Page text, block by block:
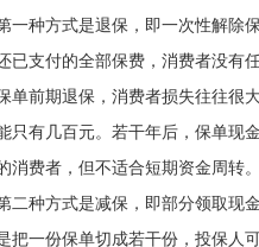
一种方式是退保，即一次性解除
已支付的全部保费，消费者没有
单前期退保，消费者损失往往很
只有几百元。若干年后，保单现
消费者，但不适合短期资金周转。
二种方式是减保，即部分领取现
把一份保单切成若干份，投保人